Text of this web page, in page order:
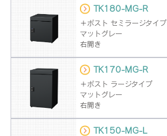
TK180-MG-R
＋ポスト セミラージタイプ
マットグレー
右開き
TK170-MG-R
＋ポスト ラージタイプ
マットグレー
右開き
TK150-MG-L